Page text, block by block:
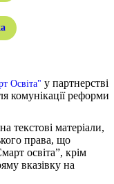
Освіта" у партнерстві
комунікації реформи
текстові матеріали,
права, що
освіта”, крім
вказівку на